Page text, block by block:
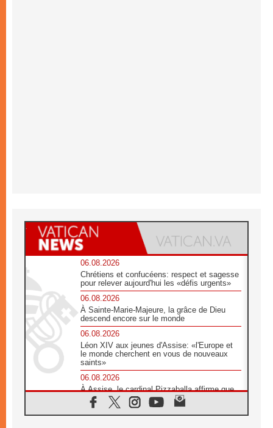
06.08.2026
Chrétiens et confucéens: respect et sagesse
pour relever aujourd'hui les «défis urgents»
06.08.2026
À Sainte-Marie-Majeure, la grâce de Dieu
descend encore sur le monde
06.08.2026
Léon XIV aux jeunes d'Assise: «l'Europe et
le monde cherchent en vous de nouveaux
saints»
06.08.2026
À Assise, le cardinal Pizzaballa affirme que
«les chrétiens veulent la paix»
06.08.2026